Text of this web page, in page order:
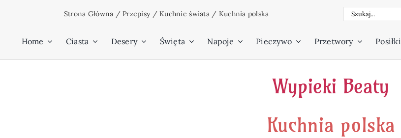
Strona Główna /Przepisy/Kuchnie świata/ Kuchnia polska Szukaj
Home Ciasta Desery Święta Napoje Pieczywo Przetwory Posiłki
Wypieki Beaty
Kuchnia polska